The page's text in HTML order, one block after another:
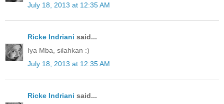
July 18, 2013 at 12:35 AM
Ricke Indriani said...
Iya Mba, silahkan :)
July 18, 2013 at 12:35 AM
Ricke Indriani said...